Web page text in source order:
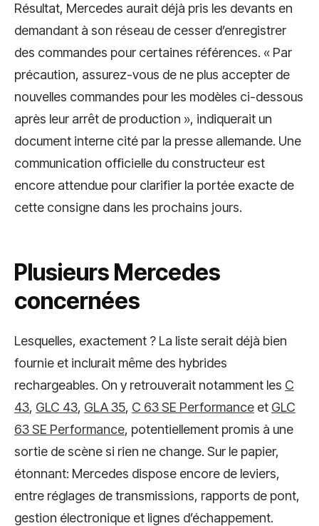
Résultat, Mercedes aurait déjà pris les devants en
demandant à son réseau de cesser d’enregistrer
des commandes pour certaines références. « Par
précaution, assurez-vous de ne plus accepter de
nouvelles commandes pour les modèles ci-dessous
après leur arrêt de production », indiquerait un
document interne cité par la presse allemande. Une
communication officielle du constructeur est
encore attendue pour clarifier la portée exacte de
cette consigne dans les prochains jours.
Plusieurs Mercedes
concernées
Lesquelles, exactement ? La liste serait déjà bien
fournie et inclurait même des hybrides
rechargeables. On y retrouverait notamment les C
43, GLC 43, GLA 35, C 63 SE Performance et GLC
63 SE Performance, potentiellement promis à une
sortie de scène si rien ne change. Sur le papier,
étonnant: Mercedes dispose encore de leviers,
entre réglages de transmissions, rapports de pont,
gestion électronique et lignes d’échappement.